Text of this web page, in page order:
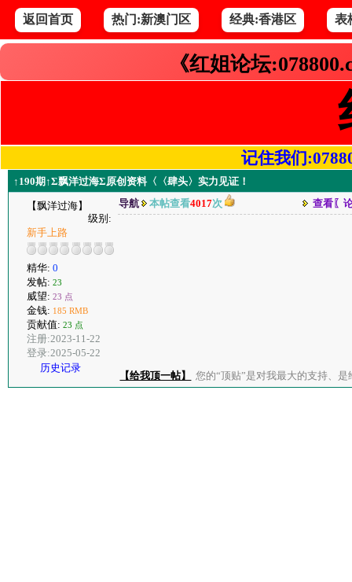
返回首页 热门:新澳门区 经典:香港区 表
《红姐论坛
记住我们
↑190期↑Σ飘洋过海Σ原创资料〈〈肆头〉实力见证！
【飘洋过海】
级别:
新手上路
精华: 0
发帖: 23
威望: 23 点
金钱: 185 RMB
贡献值: 23 点
注册:2023-11-22
登录:2025-05-22
历史记录
导航 本帖查看4017次 查看〖
【给我顶一帖】 您的“顶贴”是对我最大的支持、